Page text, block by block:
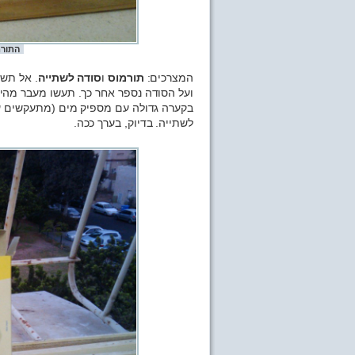
המצרכים: תורמוסוסודה לשתייה . אל
ועל הסודה נספר אחר כך. תעשו מעבר
לשתייה. בדיוק, בערך ככה.